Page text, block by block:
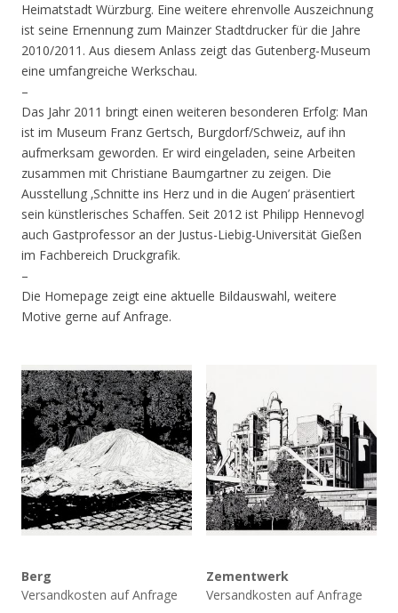
Heimatstadt Würzburg. Eine weitere ehrenvolle Auszeichnung
ist seine Ernennung zum Mainzer Stadtdrucker für die Jahre
2010/2011. Aus diesem Anlass zeigt das Gutenberg-Museum
eine umfangreiche Werkschau.
–
Das Jahr 2011 bringt einen weiteren besonderen Erfolg: Man
ist im Museum Franz Gertsch, Burgdorf/Schweiz, auf ihn
aufmerksam geworden. Er wird eingeladen, seine Arbeiten
zusammen mit Christiane Baumgartner zu zeigen. Die
Ausstellung ‚Schnitte ins Herz und in die Augen’ präsentiert
sein künstlerisches Schaffen. Seit 2012 ist Philipp Hennevogl
auch Gastprofessor an der Justus-Liebig-Universität Gießen
im Fachbereich Druckgrafik.
–
Die Homepage zeigt eine aktuelle Bildauswahl, weitere
Motive gerne auf Anfrage.
Berg
Versandkosten auf Anfrage
Zementwerk
Versandkosten auf Anfrage